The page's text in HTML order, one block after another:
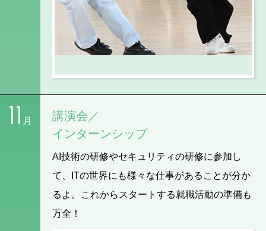
11 月
講演会／
インターンシップ
AI技術の研修やセキュリティの研修に参加し
て、ITの世界にも様々な仕事があることが分か
るよ。これからスタートする就職活動の準備も
万全！